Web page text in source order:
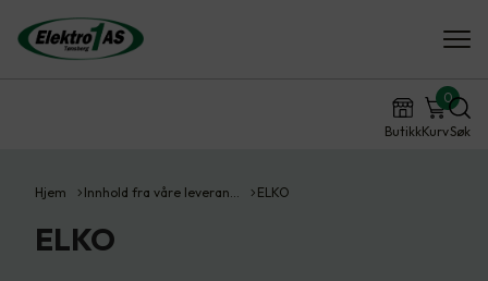
ButikkKurv
0
Søk
Hjem Innhold fra våre leveran… ELKO
ELKO